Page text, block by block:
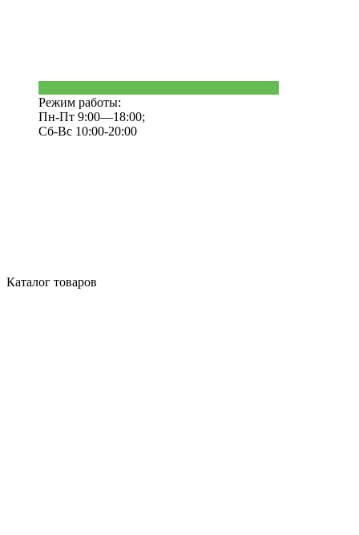
Режим работы:
Пн-Пт 9:00—18:00;
Сб-Вс 10:00-20:00
Каталог товаров